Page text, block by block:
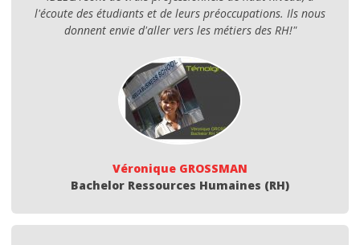
l'écoute des étudiants et de leurs préoccupations. Ils nous
donnent envie d'aller vers les métiers des RH!"
Véronique GROSSMAN
Bachelor Ressources Humaines (RH)